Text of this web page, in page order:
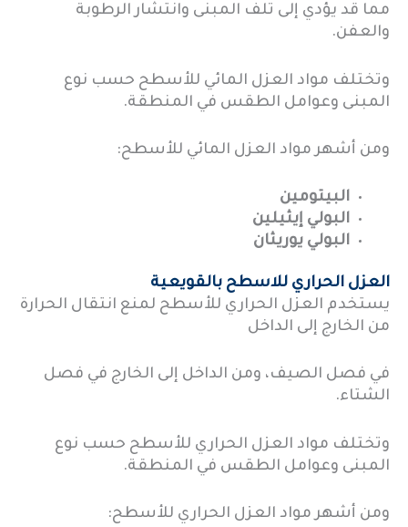
مما قد يؤدي إلى تلف المبنى وانتشار الرطوبة
والعفن.
وتختلف مواد العزل المائي للأسطح حسب نوع
المبنى وعوامل الطقس في المنطقة.
ومن أشهر مواد العزل المائي للأسطح:
البيتومين
البولي إيثيلين
البولي يوريثان
العزل الحراري للاسطح بالقويعية
يستخدم العزل الحراري للأسطح لمنع انتقال الحرارة
من الخارج إلى الداخل
في فصل الصيف، ومن الداخل إلى الخارج في فصل
الشتاء.
وتختلف مواد العزل الحراري للأسطح حسب نوع
المبنى وعوامل الطقس في المنطقة.
ومن أشهر مواد العزل الحراري للأسطح: